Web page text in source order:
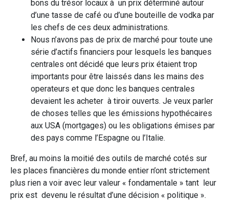
bons du trésor locaux à un prix déterminé autour
d’une tasse de café ou d’une bouteille de vodka par
les chefs de ces deux administrations.
Nous n’avons pas de prix de marché pour toute une
série d’actifs financiers pour lesquels les banques
centrales ont décidé que leurs prix étaient trop
importants pour être laissés dans les mains des
operateurs et que donc les banques centrales
devaient les acheter à tiroir ouverts. Je veux parler
de choses telles que les émissions hypothécaires
aux USA (mortgages) ou les obligations émises par
des pays comme l’Espagne ou l’Italie.
Bref, au moins la moitié des outils de marché cotés sur
les places financières du monde entier n’ont strictement
plus rien a voir avec leur valeur « fondamentale » tant leur
prix est devenu le résultat d’une décision « politique ».